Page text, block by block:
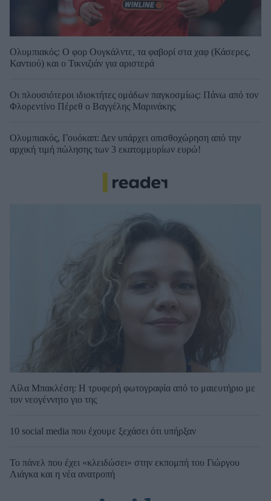
Ολυμπιακός: Ο φορ Ουγκάλντε, τα φαβορί στα χαφ (Κάσερες,
Καντιού) και ο Τικνιζιάν για αριστερά
Οι πλουσιότεροι ιδιοκτήτες ομάδων παγκοσμίως: Πάνω από τον
Φλορεντίνο Πέρεθ ο Βαγγέλης Μαρινάκης
Ολυμπιακός, Γουόκαπ: Δεν υπάρχει οπισθοχώρηση από την
αρχική τιμή πώλησης των 3 εκατομμυρίων ευρώ!
Λίλα Μπακλέση: Η τρυφερή φωτογραφία από το μαιευτήριο με
τον νεογέννητο γιο της
10 social media που έχουμε ξεχάσει ότι υπήρξαν
Το πάνελ που έχει «κλειδώσει» στην εκπομπή του Γιώργου
Λιάγκα και η νέα ανατροπή